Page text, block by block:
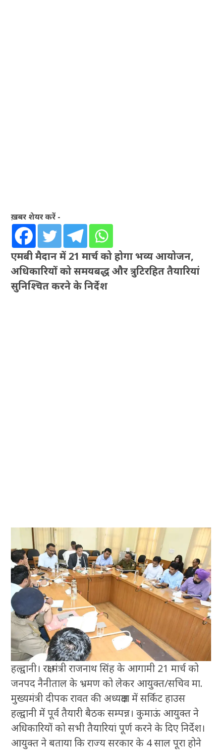
ख़बर शेयर करें -
एमबी मैदान में 21 मार्च को होगा भव्य आयोजन,
अधिकारियों को समयबद्ध और त्रुटिरहित तैयारियां
सुनिश्चित करने के निर्देश
हल्द्वानी। रक्षा मंत्री राजनाथ सिंह के आगामी 21 मार्च को
जनपद नैनीताल के भ्रमण को लेकर आयुक्त/सचिव मा.
मुख्यमंत्री दीपक रावत की अध्यक्षता में सर्किट हाउस
हल्द्वानी में पूर्व तैयारी बैठक सम्पन्न। कुमाऊं आयुक्त ने
अधिकारियों को सभी तैयारियां पूर्ण करने के दिए निर्देश।
आयुक्त ने बताया कि राज्य सरकार के 4 साल पूरा होने